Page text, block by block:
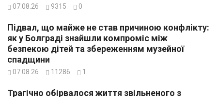
07.08.26 9315 0
Підвал, що майже не став причиною конфлікту:
як у Болграді знайшли компроміс між
безпекою дітей та збереженням музейної
спадщини
07.08.26 11286 1
Трагічно обірвалося життя звільненого з